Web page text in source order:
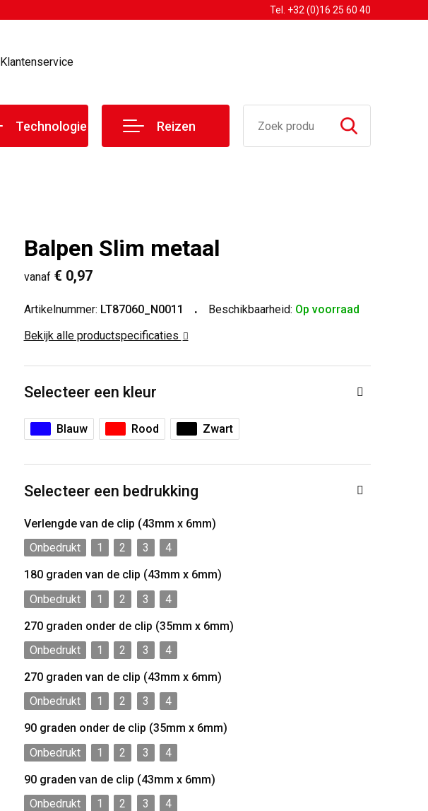
Tel. +32 (0)16 25 60 40
Klantenservice
Technologie Reizen
Balpen Slim metaal
vanaf € 0,97
Artikelnummer: LT87060_N0011 Beschikbaarheid: Op voorraad
Bekijk alle productspecificaties
Selecteer een kleur
Blauw Rood Zwart
Selecteer een bedrukking
Verlengde van de clip (43mm x 6mm)
Onbedrukt
1 2 3
4
180 graden van de clip (43mm x 6mm)
Onbedrukt
1 2 3
4
270 graden onder de clip (35mm x 6mm)
Onbedrukt
1 2 3
4
270 graden van de clip (43mm x 6mm)
Onbedrukt
1 2 3
4
90 graden onder de clip (35mm x 6mm)
Onbedrukt
1 2 3
4
90 graden van de clip (43mm x 6mm)
Onbedrukt
1 2 3
4